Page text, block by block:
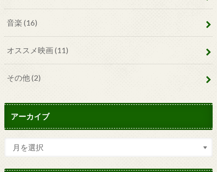
音楽 (16)
オススメ映画(11)
その他 (2)
アーカイブ